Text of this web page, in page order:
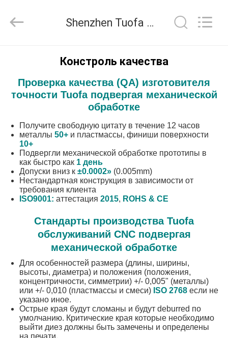
ПРОДУКТЫ
НАС
ЭКСКУРСИЯ
ПО
ЗАВОДУ
КОНТРОЛЬ
КАЧЕСТВА
СВЯЖИТЕСЬ
НАМИ
Technology
Shenzhen Tuofa Technology Co., Ltd. контроль качества
Констроль качества
Проверка качества (QA) изготовителя
точности Tuofa подвергая механической
обработке
Получите свободную цитату в течение 12 часов
металлы 50+и пластмассы, финиши поверхности
10+
Подвергли механической обработке прототипы в
как быстро как 1 день
Допуски вниз к ±0.0002»(0.005mm)
Нестандартная конструкция в зависимости от
требования клиента
ISO9001: аттестация 2015, ROHS & CE
Стандарты производства Tuofa
обслуживаний CNC подвергая
механической обработке
Для особенностей размера (длины, ширины,
высоты, диаметра) и положения (положения,
концентричности, симметрии) +/- 0,005" (металлы)
или +/- 0,010 (пластмассы и смеси) ISO 2768если не
указано иное.
Острые края будут сломаны и будут deburred по
умолчанию. Критические края которые необходимо
выйти диез должны быть замечены и определены